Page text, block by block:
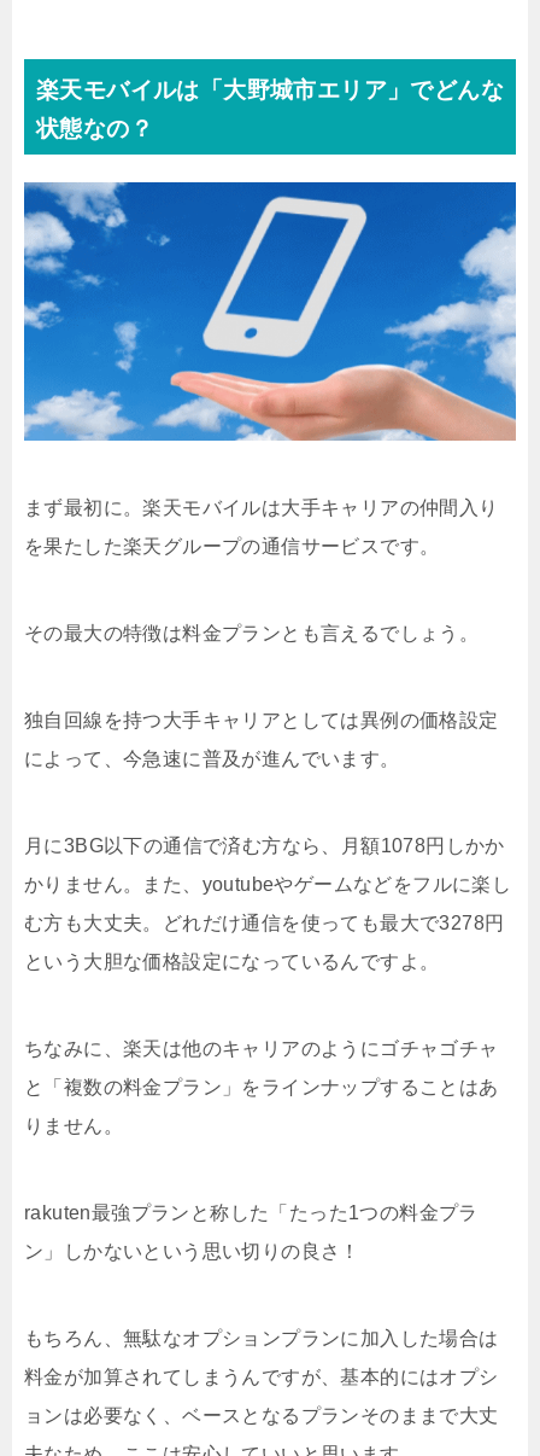
楽天モバイルは「大野城市エリア」でどんな
状態なの？
まず最初に。楽天モバイルは大手キャリアの仲間入り
を果たした楽天グループの通信サービスです。
その最大の特徴は料金プランとも言えるでしょう。
独自回線を持つ大手キャリアとしては異例の価格設定
によって、今急速に普及が進んでいます。
月に3BG以下の通信で済む方なら、月額1078円しかか
かりません。また、youtubeやゲームなどをフルに楽し
む方も大丈夫。どれだけ通信を使っても最大で3278円
という大胆な価格設定になっているんですよ。
ちなみに、楽天は他のキャリアのようにゴチャゴチャ
と「複数の料金プラン」をラインナップすることはあ
りません。
rakuten最強プランと称した「たった1つの料金プラ
ン」しかないという思い切りの良さ！
もちろん、無駄なオプションプランに加入した場合は
料金が加算されてしまうんですが、基本的にはオプシ
ョンは必要なく、ベースとなるプランそのままで大丈